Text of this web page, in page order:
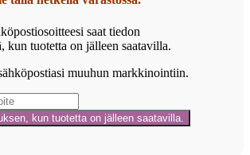
saat tiedon
kun tuotetta on jälleen saatavilla.
muuhun markkinointiin.